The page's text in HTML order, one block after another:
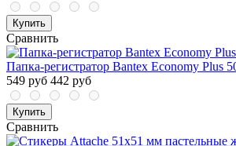
Купить
Сравнить
Папка-регистратор Bantex Economy Plus
549 руб 442 руб
Купить
Сравнить